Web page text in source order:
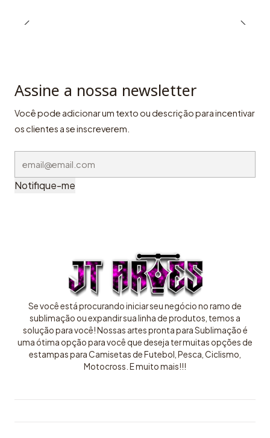
Assine a nossa newsletter
Você pode adicionar um texto ou descrição para incentivar
os clientes a se inscreverem.
Notifique-me
Se você está procurando iniciar seu negócio no ramo de
sublimação ou expandir sua linha de produtos, temos a
solução para você! Nossas artes pronta para Sublimação é
uma ótima opção para você que deseja ter muitas opções de
estampas para Camisetas de Futebol, Pesca, Ciclismo,
Motocross. E muito mais!!!